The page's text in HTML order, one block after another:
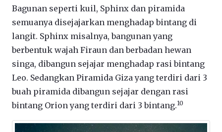
Bagunan seperti kuil, Sphinx dan piramida
semuanya disejajarkan menghadap bintang di
langit. Sphinx misalnya, bangunan yang
berbentuk wajah Firaun dan berbadan hewan
singa, dibangun sejajar menghadap rasi bintang
Leo. Sedangkan Piramida Giza yang terdiri dari 3
buah piramida dibangun sejajar dengan rasi
bintang Orion yang terdiri dari 3 bintang.10